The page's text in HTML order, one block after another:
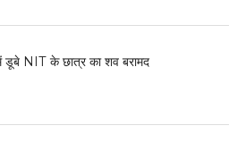
NIT के छात्र का शव बरामद